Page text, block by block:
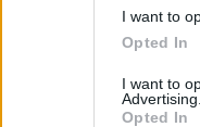
I want to
Opted In
I want to
Advertising.
Opted In